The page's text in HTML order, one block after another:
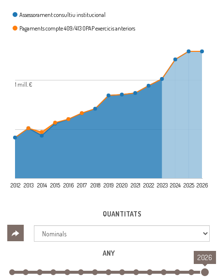
En què es gasta?
Assessorament consultiu institucional
Pagaments compte 409/413 OPAP exercicis anteriors
2012 2013 2014 2015 2016 2017 2018 2019 2020 2021 2022 2023 2024 2025 2026
1 mill. €
QUANTITATS
ANY 2026